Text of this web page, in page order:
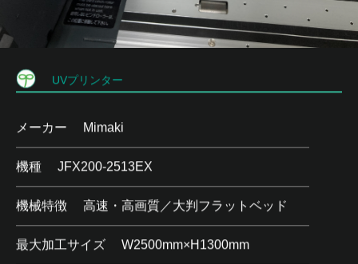
UVプリンター
メーカー Mimaki
機種 JFX200-2513EX
機械特徴 高速・高画質／大判フラットベッド
最大加工サイズ W2500mm×H1300mm